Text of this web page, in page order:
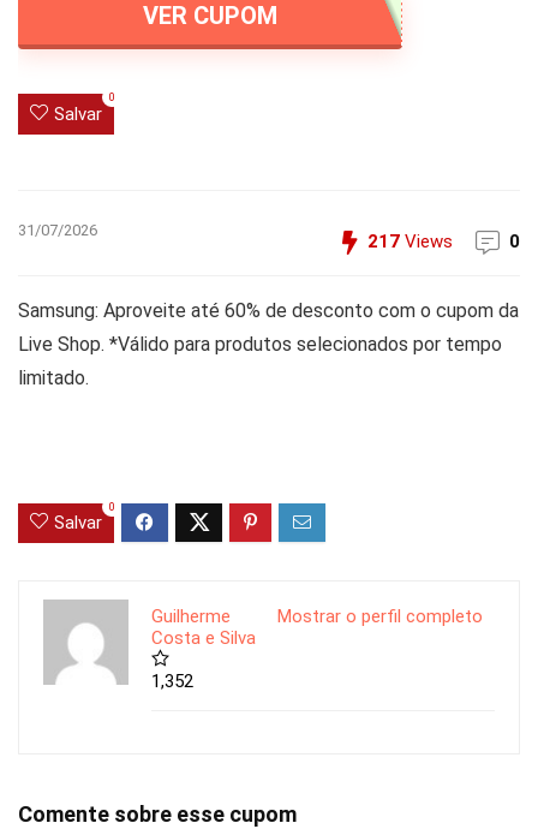
VER CUPOM
Salvar
0
31/07/2026
217 Views 0
Samsung: Aproveite até 60% de desconto com o cupom da
Live Shop. *Válido para produtos selecionados por tempo
limitado.
Salvar
0
Mostrar o perfil completo
Guilherme
Costa e Silva
1,352
Comente sobre esse cupom